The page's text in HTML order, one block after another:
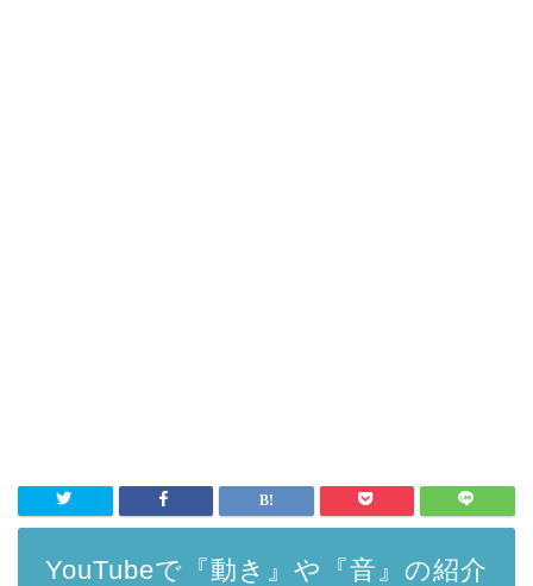
YouTubeで『動き』や『音』の紹介